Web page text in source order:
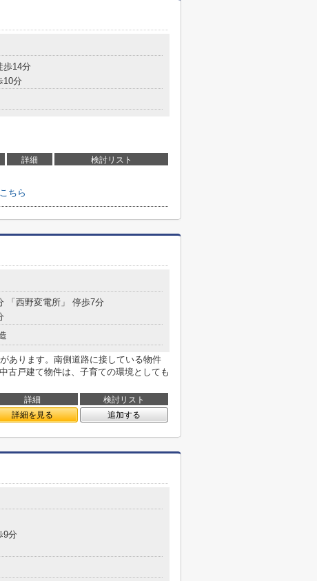
歩14分
10分
詳細 検討リスト
ちら
「西野変電所」 停歩7分
あります。南側道路に接している物件
古戸建て物件は、子育ての環境としても
詳細
検討リスト
詳細を見る 追加する
9分